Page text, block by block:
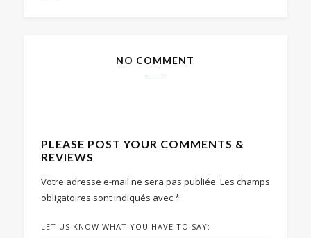
NO COMMENT
PLEASE POST YOUR COMMENTS &
REVIEWS
Votre adresse e-mail ne sera pas publiée. Les champs
obligatoires sont indiqués avec*
LET US KNOW WHAT YOU HAVE TO SAY: